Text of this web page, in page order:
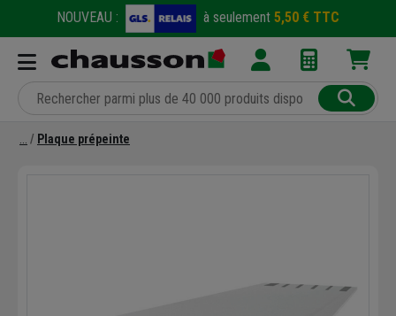
NOUVEAU : à seulement 5,50 € TTC
Plaque prépeinte